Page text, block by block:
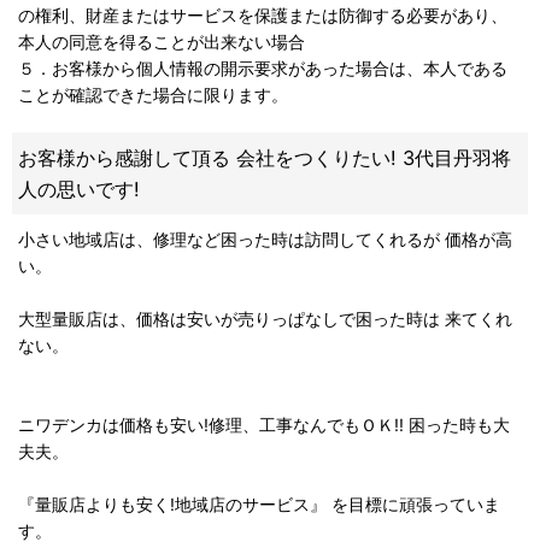
の権利、財産またはサービスを保護または防御する必要があり、
本人の同意を得ることが出来ない場合
５．お客様から個人情報の開示要求があった場合は、本人である
ことが確認できた場合に限ります。
お客様から感謝して頂る 会社をつくりたい! 3代目丹羽将
人の思いです!
小さい地域店は、修理など困った時は訪問してくれるが 価格が高
い。
大型量販店は、価格は安いが売りっぱなしで困った時は 来てくれ
ない。
ニワデンカは価格も安い!修理、工事なんでもＯＫ!! 困った時も大
夫夫。
『量販店よりも安く!地域店のサービス』 を目標に頑張っていま
す。